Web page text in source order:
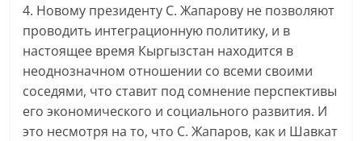
4. Новому президенту С. Жапарову не позволяют
проводить интеграционную политику, и в
настоящее время Кыргызстан находится в
неоднозначном отношении со всеми своими
соседями, что ставит под сомнение перспективы
его экономического и социального развития. И
это несмотря на то, что С. Жапаров, как и Шавкат